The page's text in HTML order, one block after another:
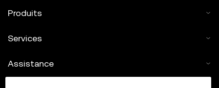
Produits
Services
Assistance